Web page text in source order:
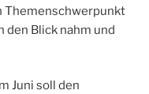
Themenschwerpunkt
den Blick nahm und
Juni soll den